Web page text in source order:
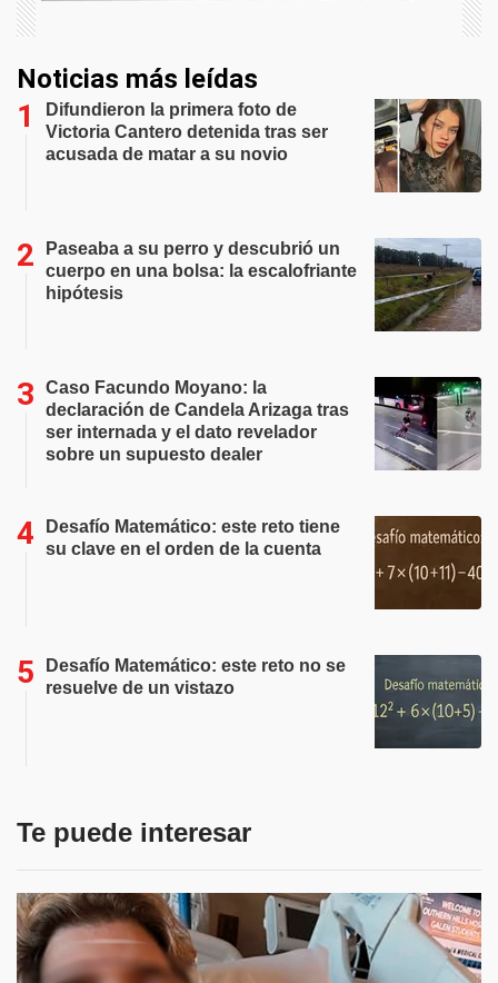
Noticias más leídas
Difundieron la primera foto de
Victoria Cantero detenida tras ser
acusada de matar a su novio
Paseaba a su perro y descubrió un
cuerpo en una bolsa: la escalofriante
hipótesis
Caso Facundo Moyano: la
declaración de Candela Arizaga tras
ser internada y el dato revelador
sobre un supuesto dealer
Desafío Matemático: este reto tiene
su clave en el orden de la cuenta
Desafío Matemático: este reto no se
resuelve de un vistazo
Te puede interesar